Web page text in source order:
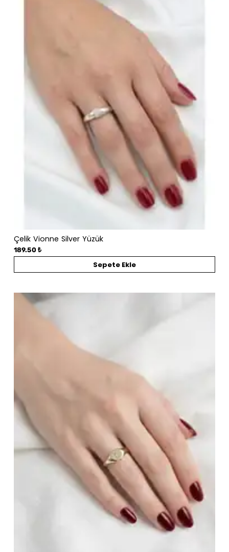
Çelik Vionne Silver Yüzük
189.50 ₺
Sepete Ekle